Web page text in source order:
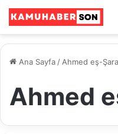
Ana Sayfa / Ahmed eş-Şara
Ahmed